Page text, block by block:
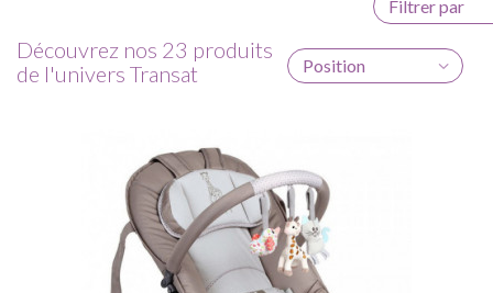
Filtrer par
Découvrez nos 23 produits
de l'univers Transat
Position